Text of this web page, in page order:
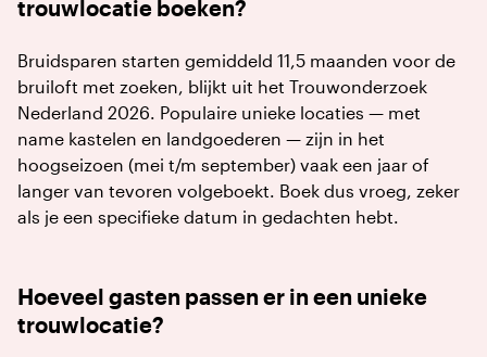
trouwlocatie boeken?
Bruidsparen starten gemiddeld 11,5 maanden voor de
bruiloft met zoeken, blijkt uit het Trouwonderzoek
Nederland 2026. Populaire unieke locaties — met
name kastelen en landgoederen — zijn in het
hoogseizoen (mei t/m september) vaak een jaar of
langer van tevoren volgeboekt. Boek dus vroeg, zeker
als je een specifieke datum in gedachten hebt.
Hoeveel gasten passen er in een unieke
trouwlocatie?